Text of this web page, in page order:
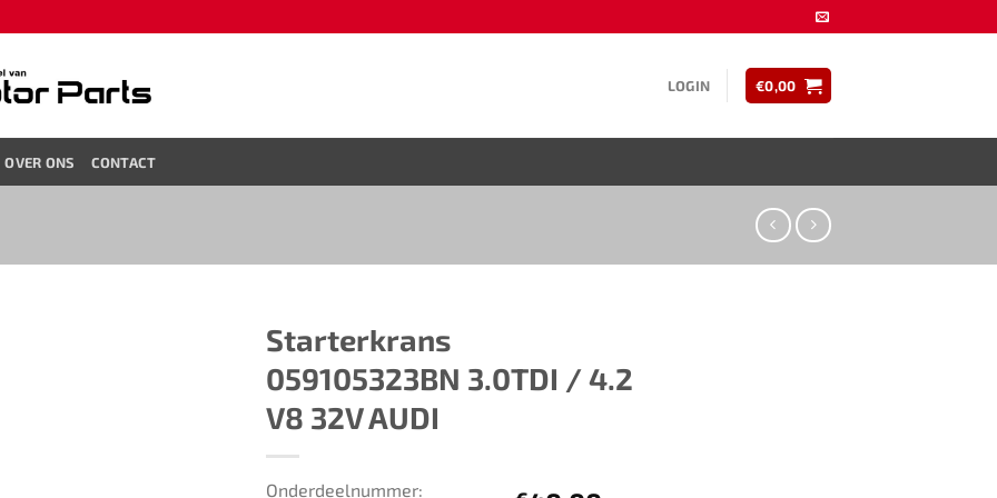
LOGIN €0,00
OVER ONS CONTACT
Starterkrans ​​
059105323BN 3.0TDI / 4.2
V8 32V AUDI
Onderdeelnummer: